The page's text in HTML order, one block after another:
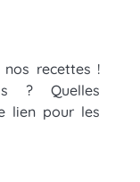
recettes !
? Quelles
lien pour les